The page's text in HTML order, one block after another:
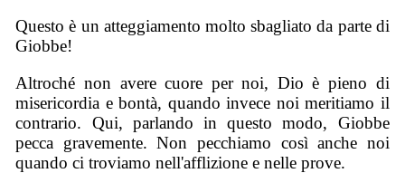
Questo è un atteggiamento molto sbagliato da parte di
Giobbe!
Altroché non avere cuore per noi, Dio è pieno di
misericordia e bontà, quando invece noi meritiamo il
contrario. Qui, parlando in questo modo, Giobbe
pecca gravemente. Non pecchiamo così anche noi
quando ci troviamo nell'afflizione e nelle prove.